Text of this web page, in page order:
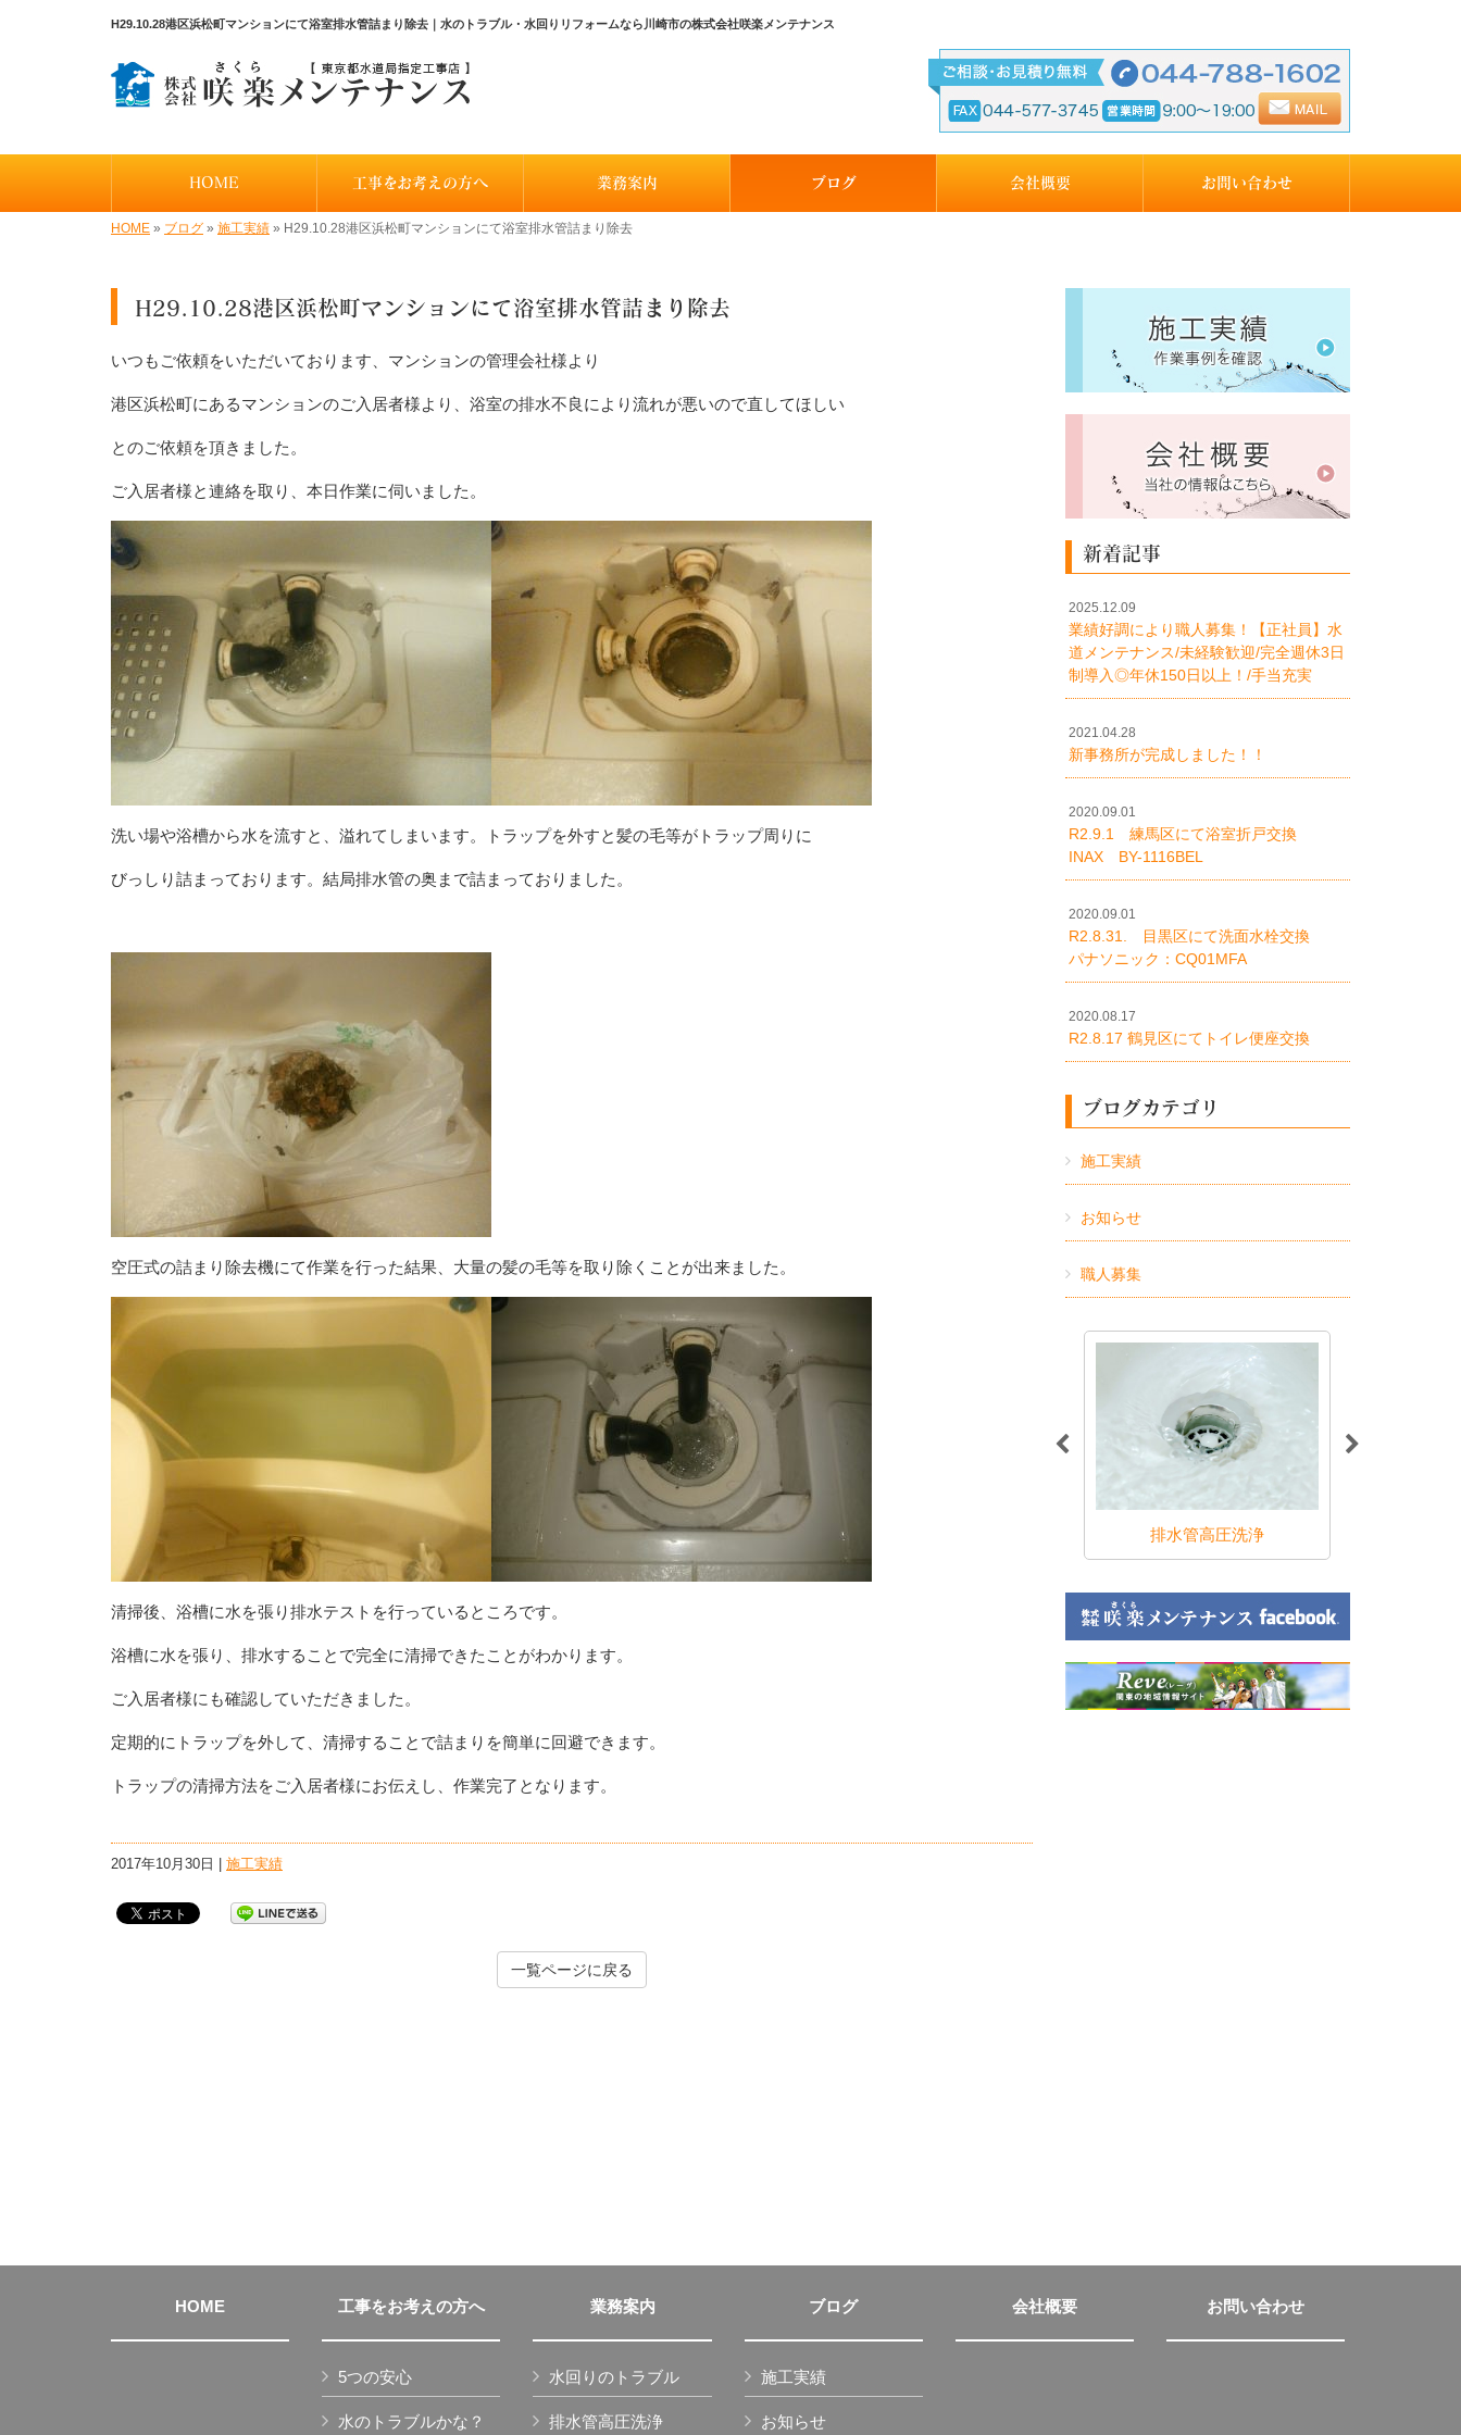
H29.10.28港区浜松町マンションにて浴室排水管詰まり除去｜水のトラブル・水回りリフォームなら川崎市の株式会社咲楽メンテナンス
HOME 工事をお考えの方へ 業務案内 ブログ 会社概要 お問い合わせ
HOME » ブログ » 施工実績 » H29.10.28港区浜松町マンションにて浴室排水管詰まり除去
H29.10.28港区浜松町マンションにて浴室排水管詰まり除去
いつもご依頼をいただいております、マンションの管理会社様より
港区浜松町にあるマンションのご入居者様より、浴室の排水不良により流れが悪いので直してほしい
とのご依頼を頂きました。
ご入居者様と連絡を取り、本日作業に伺いました。
洗い場や浴槽から水を流すと、溢れてしまいます。トラップを外すと髪の毛等がトラップ周りに
びっしり詰まっております。結局排水管の奥まで詰まっておりました。
空圧式の詰まり除去機にて作業を行った結果、大量の髪の毛等を取り除くことが出来ました。
清掃後、浴槽に水を張り排水テストを行っているところです。
浴槽に水を張り、排水することで完全に清掃できたことがわかります。
ご入居者様にも確認していただきました。
定期的にトラップを外して、清掃することで詰まりを簡単に回避できます。
トラップの清掃方法をご入居者様にお伝えし、作業完了となります。
2017年10月30日 | 施工実績
一覧ページに戻る
新着記事
2025.12.09
業績好調により職人募集！【正社員】水
道メンテナンス/未経験歓迎/完全週休3日
制導入◎年休150日以上！/手当充実
2021.04.28
新事務所が完成しました！！
2020.09.01
R2.9.1 練馬区にて浴室折戸交換
INAX BY-1116BEL
2020.09.01
R2.8.31. 目黒区にて洗面水栓交換
パナソニック：CQ01MFA
2020.08.17
R2.8.17 鶴見区にてトイレ便座交換
ブログカテゴリ
施工実績
お知らせ
職人募集
その他リフォーム工事全般 排水管高圧洗浄
HOME 工事をお考えの方へ
5つの安心
水のトラブルかな？
業務案内
水回りのトラブル
排水管高圧洗浄
ブログ
施工実績
お知らせ
会社概要 お問い合わせ